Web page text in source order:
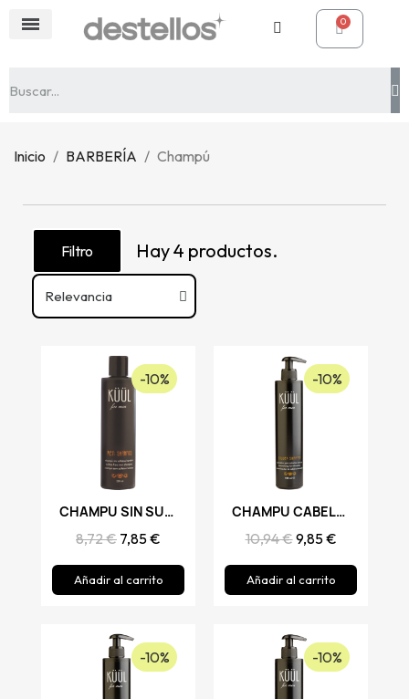
Inicio BARBERÍA Champú
Hay 4 productos.
Filtro
Vista rápida
-10%
CHAMPU SIN SULFATOS HOMBRE, KUUL
8,72 € 7,85 €
Añadir al carrito
Vista rápida
-10%
CHAMPU CABELLOS BLANCOS, KUUL
10,94 €9,85 €
Añadir al carrito
-10% -10%